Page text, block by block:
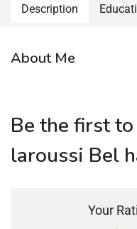
Description
About Me
Be the first
laroussi Bel
Your